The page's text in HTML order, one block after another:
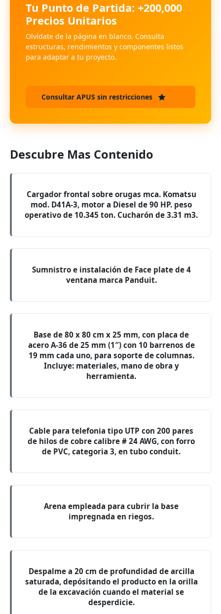
Tu Punto de Partida: +200,000
Precios Unitarios
Olvídate de la página en blanco. Consulta
estructuras, rendimientos y componentes listos
para adaptar a tu proyecto.
Consultar APUS sin restricciones
Descubre Mas Contenido
Cargador frontal sobre orugas mca. Komatsu
mod. D41A-3, motor a Diesel de 90 HP. peso
operativo de 10.345 ton. Cucharón de 3.31 m3.
Sumnistro e instalación de Face plate de 4
ventana marca Panduit.
Base de 80 x 80 cm x 25 mm, con placa de
acero A-36 de 25 mm (1″) con 10 barrenos de
19 mm cada uno, para soporte de columnas.
Incluye: materiales, mano de obra y
herramienta.
Cable para telefonia tipo UTP con 200 pares
de hilos de cobre calibre # 24 AWG, con forro
de PVC, categoria 3, en tubo conduit.
Arena empleada para cubrir la base
impregnada en riegos.
Despalme a 20 cm de profundidad de arcilla
saturada, depósitando el producto en la orilla
de la excavación cuando el material se
desperdicie.